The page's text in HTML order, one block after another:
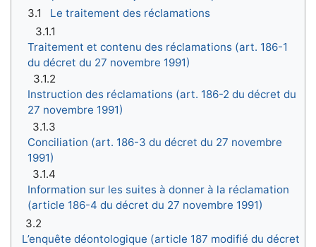
3.1
Le traitement des réclamations
3.1.1
Traitement et contenu des réclamations (art. 186-1
du décret du 27 novembre 1991)
3.1.2
Instruction des réclamations (art. 186-2 du décret du
27 novembre 1991)
3.1.3
Conciliation (art. 186-3 du décret du 27 novembre
1991)
3.1.4
Information sur les suites à donner à la réclamation
(article 186-4 du décret du 27 novembre 1991)
3.2
L’enquête déontologique (article 187 modifié du décret